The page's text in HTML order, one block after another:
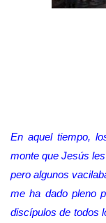
En aquel tiempo,
monte que Jesús
pero algunos
me ha dado pleno
discípulos de todos